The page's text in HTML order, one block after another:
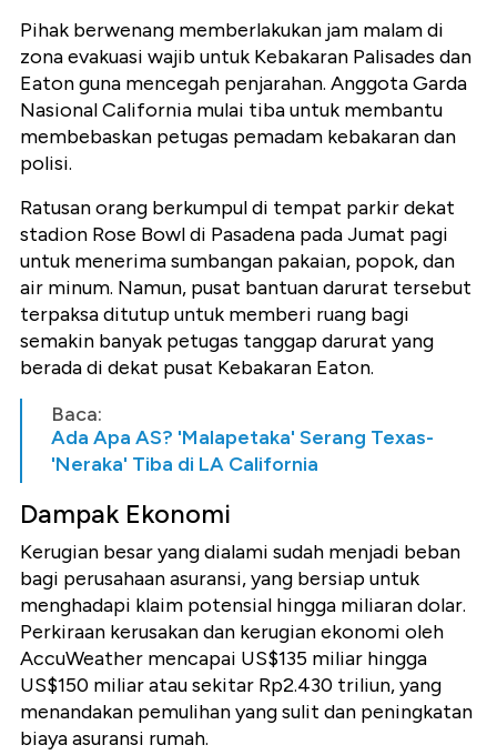
Pihak berwenang memberlakukan jam malam di
zona evakuasi wajib untuk Kebakaran Palisades dan
Eaton guna mencegah penjarahan. Anggota Garda
Nasional California mulai tiba untuk membantu
membebaskan petugas pemadam kebakaran dan
polisi.
Ratusan orang berkumpul di tempat parkir dekat
stadion Rose Bowl di Pasadena pada Jumat pagi
untuk menerima sumbangan pakaian, popok, dan
air minum. Namun, pusat bantuan darurat tersebut
terpaksa ditutup untuk memberi ruang bagi
semakin banyak petugas tanggap darurat yang
berada di dekat pusat Kebakaran Eaton.
Baca:
Ada Apa AS? 'Malapetaka' Serang Texas-
'Neraka' Tiba di LA California
Dampak Ekonomi
Kerugian besar yang dialami sudah menjadi beban
bagi perusahaan asuransi, yang bersiap untuk
menghadapi klaim potensial hingga miliaran dolar.
Perkiraan kerusakan dan kerugian ekonomi oleh
AccuWeather mencapai US$135 miliar hingga
US$150 miliar atau sekitar Rp2.430 triliun, yang
menandakan pemulihan yang sulit dan peningkatan
biaya asuransi rumah.